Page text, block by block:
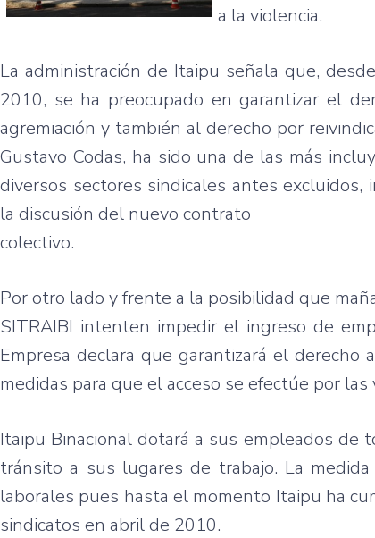
a la violencia.
La administración de Itaipu señala que,
2010, se ha preocupado en garantizar el
agremiación y también al derecho por
Gustavo Codas, ha sido una de las más
diversos sectores sindicales antes
la discusión del nuevo contrato
colectivo.
Por otro lado y frente a la posibilidad que
SITRAIBI intenten impedir el ingreso de
Empresa declara que garantizará el derecho
medidas para que el acceso se efectúe por las
Itaipu Binacional dotará a sus empleados de
tránsito a sus lugares de trabajo. La
laborales pues hasta el momento Itaipu ha
sindicatos en abril de 2010.